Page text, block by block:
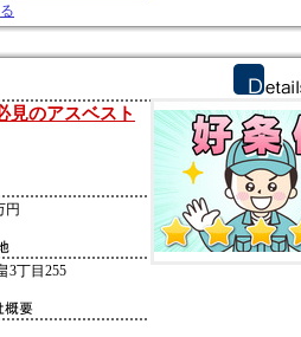
る
見のアスベスト
円
3丁目255